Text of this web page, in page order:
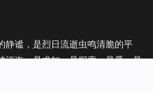
静谧，是烈日流逝虫鸣清脆的平
江海，是求知，是探索，是爱，是